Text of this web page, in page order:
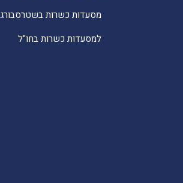
מסעדות כשרות בשטרסבורג
למסעדות כשרות בחו"ל